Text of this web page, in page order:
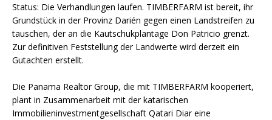
Status: Die Verhandlungen laufen. TIMBERFARM ist bereit, ihr
Grundstück in der Provinz Darién gegen einen Landstreifen zu
tauschen, der an die Kautschukplantage Don Patricio grenzt.
Zur definitiven Feststellung der Landwerte wird derzeit ein
Gutachten erstellt.
Die Panama Realtor Group, die mit TIMBERFARM kooperiert,
plant in Zusammenarbeit mit der katarischen
Immobilieninvestmentgesellschaft Qatari Diar eine